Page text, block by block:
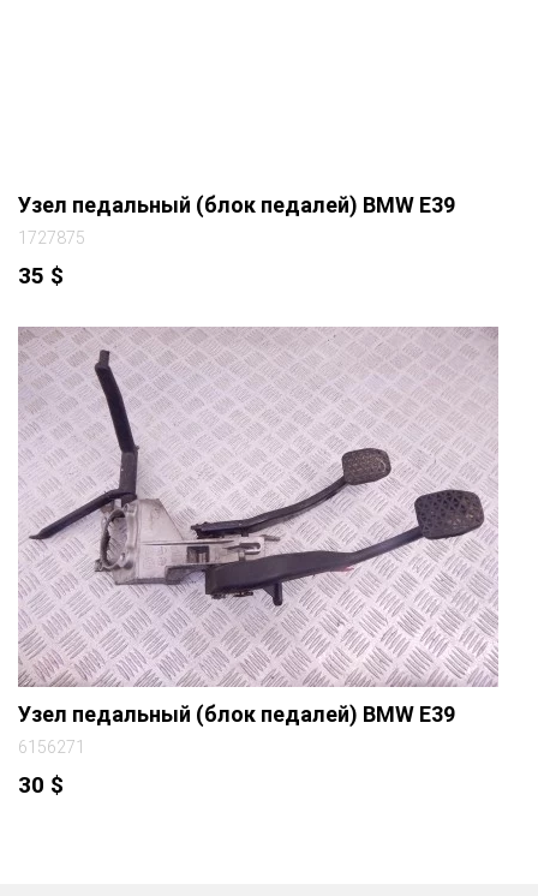
Узел педальный (блок педалей) BMW E39
1727875
35 $
Узел педальный (блок педалей) BMW E39
6156271
30 $